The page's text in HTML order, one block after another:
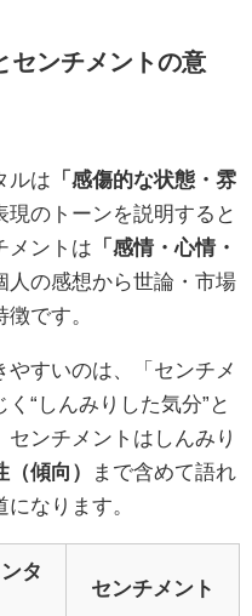
センチメントの意
ルは 「感傷的な状態・雰
現のトーンを説明すると
メントは 「感情・心情・
人の感想から世論・市場
です。
すいのは、「センチメ
“しんみりした気分”と
センチメントはしんみり
（傾向）
まで含めて語れ
なります。
タ
センチメント